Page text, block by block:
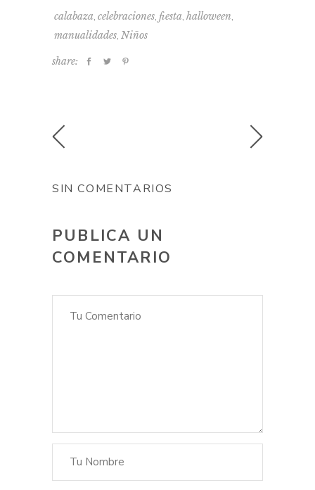
calabaza, celebraciones, fiesta, halloween,
manualidades, Niños
share:
SIN COMENTARIOS
PUBLICA UN
COMENTARIO